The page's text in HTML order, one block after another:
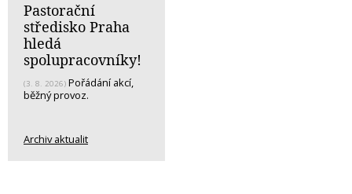
Pastorační
středisko Praha
hledá
spolupracovníky!
(3. 8. 2026) Pořádání akcí,
běžný provoz.
Archiv aktualit